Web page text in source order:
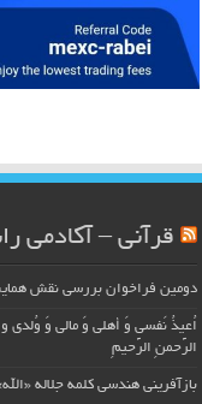
قرآنی – آکادمی
دومین فراخوان بررسی نقش
اُعیذُ نَفسی وَ أهلی وَ مالی وَ وُلدی
الرَّحمنِ الرَّحیمِ
بازآفرینی هندسی کلمه جلاله